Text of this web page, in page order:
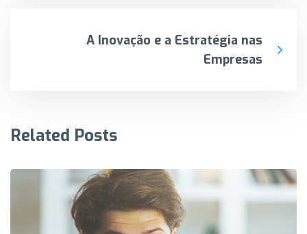
A Inovação e a Estratégia nas
Empresas
Related Posts